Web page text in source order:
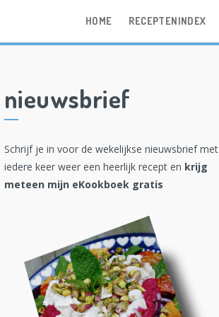
HOME RECEPTENINDEX
nieuwsbrief
Schrijf je in voor de wekelijkse nieuwsbrief met
iedere keer weer een heerlijk recept en krijg
meteen mijn eKookboek gratis